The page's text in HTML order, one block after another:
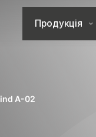
Продукція
A-02